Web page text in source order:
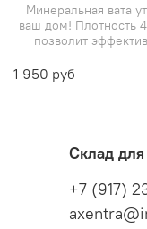
Минеральная вата
ваш дом! Плотность
позволит
1 950 руб
Склад
+7 (917)